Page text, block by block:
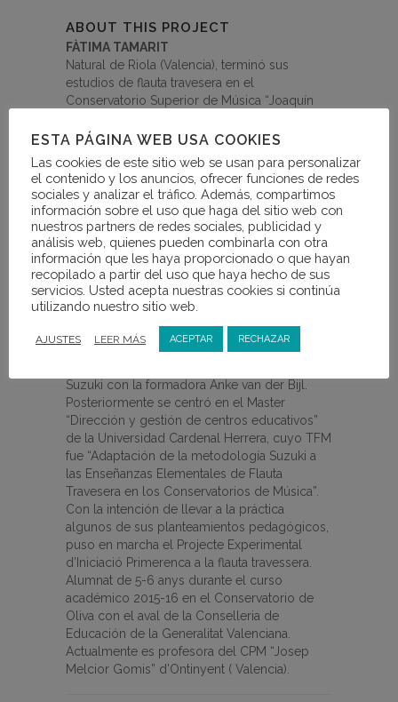
ABOUT THIS PROJECT
FÀTIMA TAMARIT
Natural de Riola (Valencia), terminó sus
estudios de flauta travesera en el
Conservatorio Superior de Música “Joaquín
Mª Sáez Ferriz y Mª Dolores Tomás. Obtuvo
realizó cursos de perfeccionamiento con
Magdalena Martínez, Vicenç Prats, J.C. Gerard
o B. Fromanger entre otros.
Desde el año 2002 es funcionaria por
oposición del “Cuerpo de profesores de
música y Artes escénicas”. Ha desarrollado su
función docente en los Conservatorios
Profesionales de Eivissa, Oliva y Carcaixent.
En 2012 decidió ampliar su formación
pedagógica a través de los estudios del
Primer Nivel de la European Suzuki
Suzuki con la formadora Anke van der Bijl.
Posteriormente se centró en el Master
“Dirección y gestión de centros educativos”
de la Universidad Cardenal Herrera, cuyo TFM
fue “Adaptación de la metodología Suzuki a
las Enseñanzas Elementales de Flauta
Travesera en los Conservatorios de Música”.
Con la intención de llevar a la práctica
algunos de sus planteamientos pedagógicos,
puso en marcha el Projecte Experimental
d’Iniciació Primerenca a la flauta travessera.
Alumnat de 5-6 anys durante el curso
académico 2015-16 en el Conservatorio de
Oliva con el aval de la Conselleria de
Educación de la Generalitat Valenciana.
Actualmente es profesora del CPM “Josep
Melcior Gomis” d’Ontinyent ( Valencia).
ESTA PÁGINA WEB USA COOKIES
Las cookies de este sitio web se usan para personalizar
el contenido y los anuncios, ofrecer funciones de redes
sociales y analizar el tráfico. Además, compartimos
información sobre el uso que haga del sitio web con
nuestros partners de redes sociales, publicidad y
análisis web, quienes pueden combinarla con otra
información que les haya proporcionado o que hayan
recopilado a partir del uso que haya hecho de sus
servicios. Usted acepta nuestras cookies si continúa
utilizando nuestro sitio web.
AJUSTES LEER MÁS ACEPTAR RECHAZAR